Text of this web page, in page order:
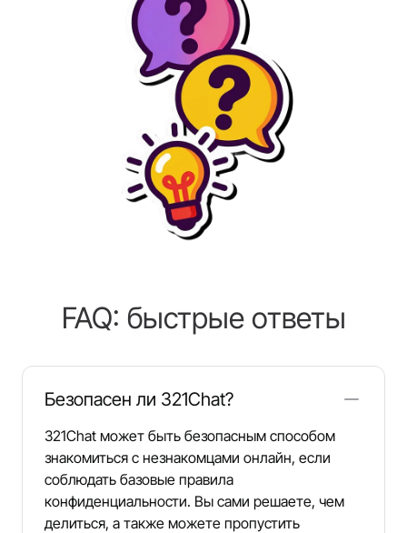
FAQ: быстрые ответы
Безопасен ли 321Chat?
321Chat может быть безопасным способом
знакомиться с незнакомцами онлайн, если
соблюдать базовые правила
конфиденциальности. Вы сами решаете, чем
делиться, а также можете пропустить